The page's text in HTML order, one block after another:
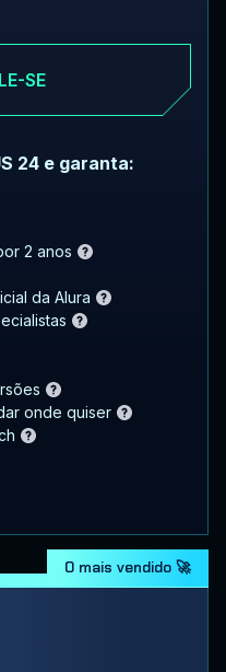
SE
24 e garanta:
2 anos
da Alura
onde quiser
O mais vendido 🚀